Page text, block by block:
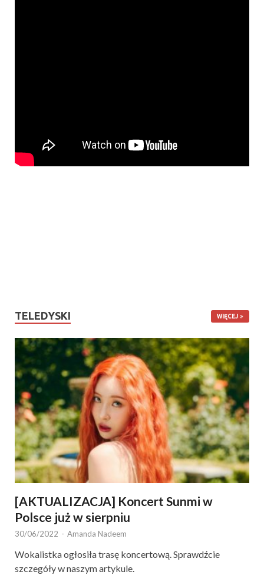
TELEDYSKI WIĘCEJ
[AKTUALIZACJA] Koncert Sunmi w
Polsce już w sierpniu
30/06/2022 - Amanda Nadeem
Wokalistka ogłosiła trasę koncertową. Sprawdźcie
szczegóły w naszym artykule.